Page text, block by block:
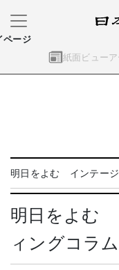
紙面ビューア
ページ
明日をよむ インテー
明日をよむ
ィングコラ